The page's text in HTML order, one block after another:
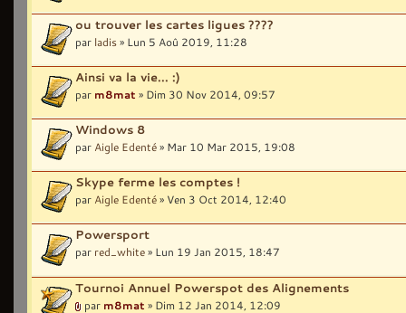
ou trouver les cartes ligues ????
par ladis» Lun 5 Aoû 2019, 11:28
Ainsi va la vie... :)
par m8mat » Dim 30 Nov 2014, 09:57
Windows 8
par Aigle Edenté» Mar 10 Mar 2015, 19:08
Skype ferme les comptes !
par Aigle Edenté» Ven 3 Oct 2014, 12:40
Powersport
par red_white» Lun 19 Jan 2015, 18:47
Tournoi Annuel Powerspot des Alignements
par m8mat » Dim 12 Jan 2014, 12:09